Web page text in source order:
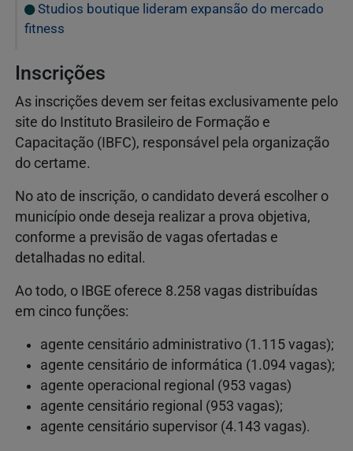
Studios boutique lideram expansão do mercado
fitness
Inscrições
As inscrições devem ser feitas exclusivamente pelo
site do Instituto Brasileiro de Formação e
Capacitação (IBFC), responsável pela organização
do certame.
No ato de inscrição, o candidato deverá escolher o
município onde deseja realizar a prova objetiva,
conforme a previsão de vagas ofertadas e
detalhadas no edital.
Ao todo, o IBGE oferece 8.258 vagas distribuídas
em cinco funções:
agente censitário administrativo (1.115 vagas);
agente censitário de informática (1.094 vagas);
agente operacional regional (953 vagas)
agente censitário regional (953 vagas);
agente censitário supervisor (4.143 vagas).